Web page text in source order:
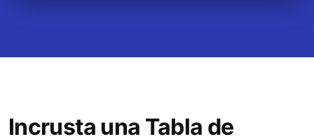
Incrusta una Tabla de